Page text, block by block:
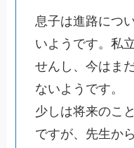
息子は進路につ
いようです。私
せんし、今はま
ないようです。
少しは将来のこ
ですが、先生か